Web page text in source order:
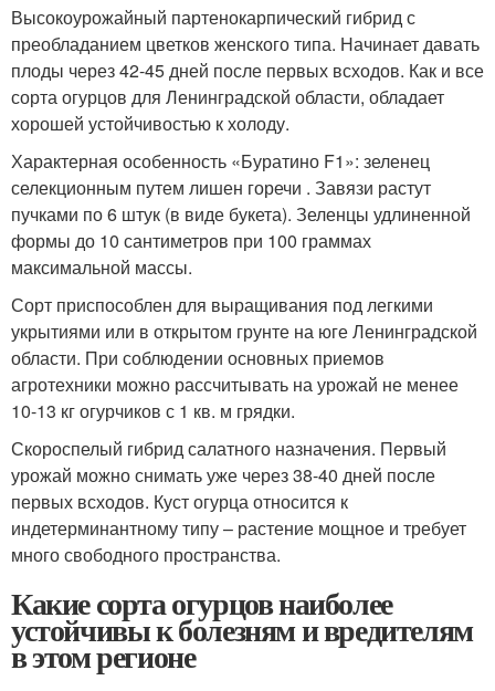
Высокоурожайный партенокарпический гибрид с
преобладанием цветков женского типа. Начинает давать
плоды через 42-45 дней после первых всходов. Как и все
сорта огурцов для Ленинградской области, обладает
хорошей устойчивостью к холоду.
Характерная особенность «Буратино F1»: зеленец
селекционным путем лишен горечи . Завязи растут
пучками по 6 штук (в виде букета). Зеленцы удлиненной
формы до 10 сантиметров при 100 граммах
максимальной массы.
Сорт приспособлен для выращивания под легкими
укрытиями или в открытом грунте на юге Ленинградской
области. При соблюдении основных приемов
агротехники можно рассчитывать на урожай не менее
10-13 кг огурчиков с 1 кв. м грядки.
Скороспелый гибрид салатного назначения. Первый
урожай можно снимать уже через 38-40 дней после
первых всходов. Куст огурца относится к
индетерминантному типу – растение мощное и требует
много свободного пространства.
Какие сорта огурцов наиболее
устойчивы к болезням и вредителям
в этом регионе